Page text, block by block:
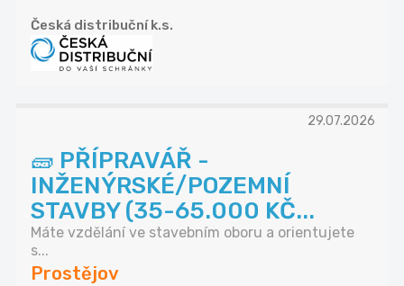
Česká distribuční k.s.
29.07.2026
🧱 PŘÍPRAVÁŘ -
INŽENÝRSKÉ/POZEMNÍ
STAVBY (35-65.000 KČ...
Máte vzdělání ve stavebním oboru a orientujete
s...
Prostějov